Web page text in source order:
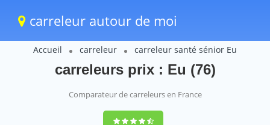
carreleur autour de moi
Accueil carreleur carreleur santé sénior Eu
carreleurs prix : Eu (76)
Comparateur de carreleurs en France